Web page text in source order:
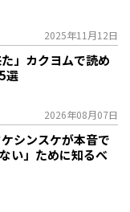
2025年11月12日
」――カクヨムで読め
選
2026年08月07日
シンスケが本音で
い」ために知るべ